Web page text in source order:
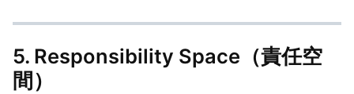
5. Responsibility Space（責任空
間）